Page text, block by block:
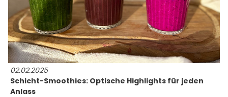
02.02.2025
Schicht-Smoothies: Optische Highlights für jeden
Anlass